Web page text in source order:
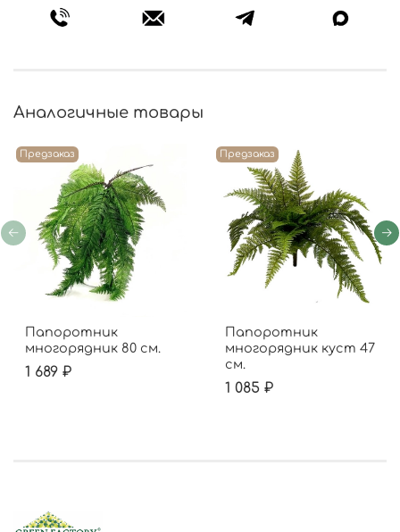
Аналогичные товары
Предзаказ
Папоротник
многорядник 80 см.
1 689 ₽
Предзаказ
Папоротник
многорядник куст 47
см.
1 085 ₽